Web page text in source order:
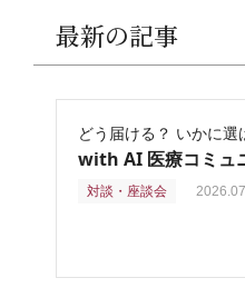
最新の記事
どう届ける？ いかに選
with AI 医療コミュ
対談・座談会